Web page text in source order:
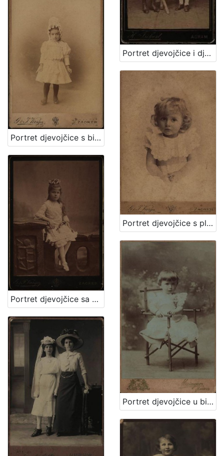
Portret djevojčice i dječaka / Herrman Fickert
Portret djevojčice s bijelom kapom / G. & I.Varga
Portret djevojčice s plavim uvojcima / G.&I. Varga
Portret djevojčice sa cvjetnim vjenčićem / [Gjuro Varga] ; [izradio fotografski atelijer] G. & I. Varga
Portret djevojčice u bijeloj haljinici / Mosinger / [izradio] Artistički zavod Mosinger